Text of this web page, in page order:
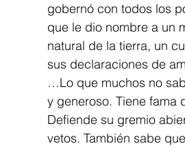
gobernó con todos los
que le dio nombre a un
natural de la tierra, un
sus declaraciones de
…Lo que muchos no
y generoso. Tiene fama
Defiende su gremio
vetos. También sabe